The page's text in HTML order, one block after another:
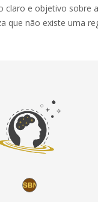
claro e objetivo sobre
que não existe uma